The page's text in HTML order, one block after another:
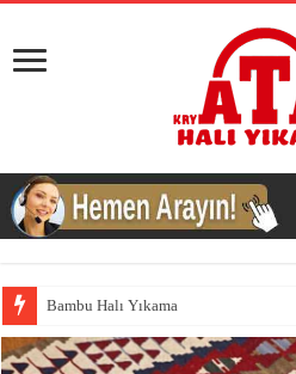
Bambu Halı Yıkama